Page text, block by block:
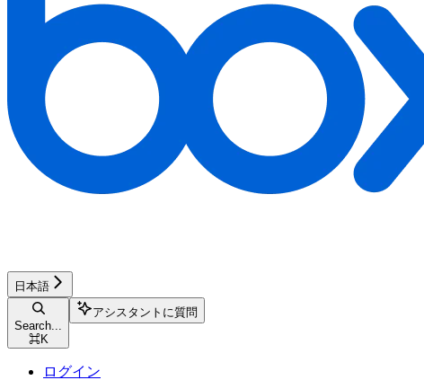
日本語
Search...
⌘K
アシスタントに質問
ログイン